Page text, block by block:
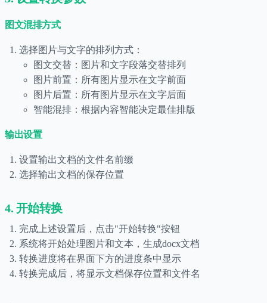
图文混排方式
选择图片与文字的排列方式：
图文交替：图片和文字段落交替排列
图片前置：所有图片显示在文字前面
图片后置：所有图片显示在文字后面
智能混排：根据内容智能决定最佳排版
输出设置
设置输出文档的文件名前缀
选择输出文档的保存位置
4. 开始转换
完成上述设置后，点击"开始转换"按钮
系统将开始处理图片和文本，生成docx文档
转换进度将在界面下方的进度条中显示
转换完成后，将显示文档保存位置和文件名